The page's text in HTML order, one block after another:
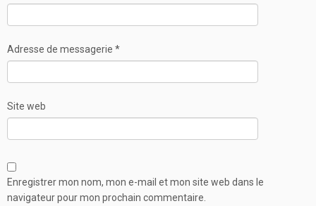
Adresse de messagerie *
Site web
Enregistrer mon nom, mon e-mail et mon site web dans le
navigateur pour mon prochain commentaire.